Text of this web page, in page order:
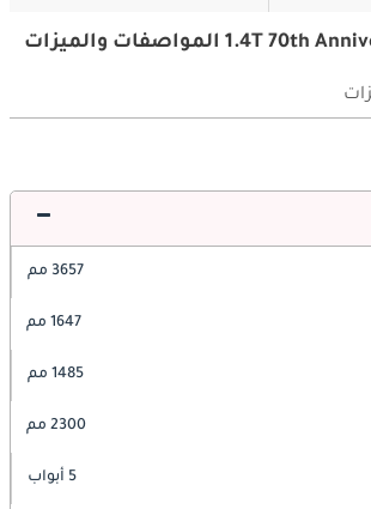
3657 مم
1647 مم
1485 مم
2300 مم
5 أبواب